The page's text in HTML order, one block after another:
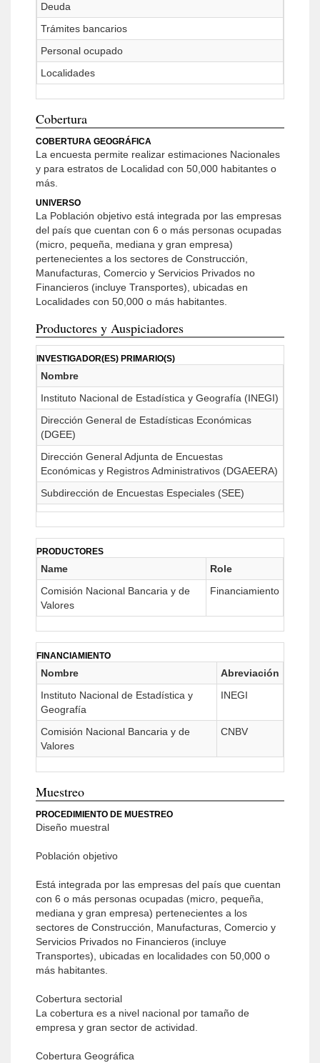
Deuda
Trámites bancarios
Personal ocupado
Localidades
Cobertura
COBERTURA GEOGRÁFICA
La encuesta permite realizar estimaciones Nacionales
y para estratos de Localidad con 50,000 habitantes o
más.
UNIVERSO
La Población objetivo está integrada por las empresas
del país que cuentan con 6 o más personas ocupadas
(micro, pequeña, mediana y gran empresa)
pertenecientes a los sectores de Construcción,
Manufacturas, Comercio y Servicios Privados no
Financieros (incluye Transportes), ubicadas en
Localidades con 50,000 o más habitantes.
Productores y Auspiciadores
INVESTIGADOR(ES) PRIMARIO(S)
Nombre
Instituto Nacional de Estadística y Geografía (INEGI)
Dirección General de Estadísticas Económicas
(DGEE)
Dirección General Adjunta de Encuestas
Económicas y Registros Administrativos (DGAEERA)
Subdirección de Encuestas Especiales (SEE)
PRODUCTORES
Name
Role
Comisión Nacional Bancaria y de
Valores
Financiamiento
FINANCIAMIENTO
Nombre
Abreviación
Instituto Nacional de Estadística y
Geografía
INEGI
Comisión Nacional Bancaria y de
Valores
CNBV
Muestreo
PROCEDIMIENTO DE MUESTREO
Diseño muestral
Población objetivo
Está integrada por las empresas del país que cuentan
con 6 o más personas ocupadas (micro, pequeña,
mediana y gran empresa) pertenecientes a los
sectores de Construcción, Manufacturas, Comercio y
Servicios Privados no Financieros (incluye
Transportes), ubicadas en localidades con 50,000 o
más habitantes.
Cobertura sectorial
La cobertura es a nivel nacional por tamaño de
empresa y gran sector de actividad.
Cobertura Geográfica